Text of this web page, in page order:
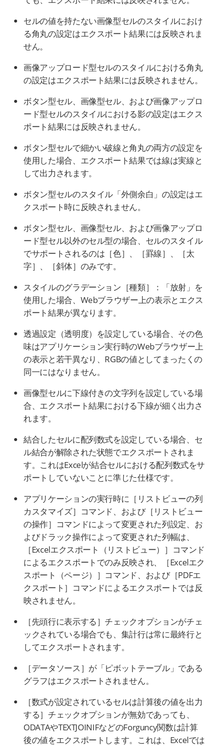
セルの値を持たない画像型セルのスタイルにおけ
る角丸の設定はエクスポート結果には反映されま
せん。
画像アップロード型セルのスタイルにおける角丸
の設定はエクスポート結果には反映されません。
ボタン型セル、画像型セル、および画像アップロ
ード型セルのスタイルにおける影の設定はエクス
ポート結果には反映されません。
ボタン型セルで細かい破線と角丸の両方の設定を
使用した場合、エクスポート結果では線は実線と
して出力されます。
ボタン型セルのスタイル「外側余白」の設定はエ
クスポート時に反映されません。
ボタン型セル、画像型セル、および画像アップロ
ード型セル以外のセル型の場合、セルのスタイル
でサポートされるのは［色］、［罫線］、［太
字］、［斜体］のみです。
スタイルのグラデーション［種類］：「放射」を
使用した場合、Webブラウザー上の表示とエクス
ポート結果が異なります。
透過設定（透明度）を設定している場合、その色
味はアプリケーション実行時のWebブラウザー上
の表示と若干異なり、RGBの値としてまったくの
同一にはなりません。
画像型セルに下線付きの文字列を設定している場
合、エクスポート結果における下線が細く出力さ
れます。
結合したセルに配列数式を設定している場合、セ
ル結合が解除された状態でエクスポートされま
す。これはExcelが結合セルにおける配列数式をサ
ポートしていないことに準じた仕様です。
アプリケーションの実行時に［リストビューの列
カスタマイズ］コマンド、および［リストビュー
の操作］コマンドによって変更された列設定、お
よびドラック操作によって変更された列幅は、
［Excelエクスポート（リストビュー）］コマンド
によるエクスポートでのみ反映され、［Excelエク
スポート（ページ）］コマンド、および［PDFエ
クスポート］コマンドによるエクスポートでは反
映されません。
［先頭行に表示する］チェックオプションがチェ
ックされている場合でも、集計行は常に最終行と
してエクスポートされます。
［データソース］が「ピボットテーブル」である
グラフはエクスポートされません。
［数式が設定されているセルは計算後の値を出力
する］チェックオプションが無効であっても、
ODATAやTEXTJOINIFなどのForguncy関数は計算
後の値をエクスポートします。これは、Excelでは